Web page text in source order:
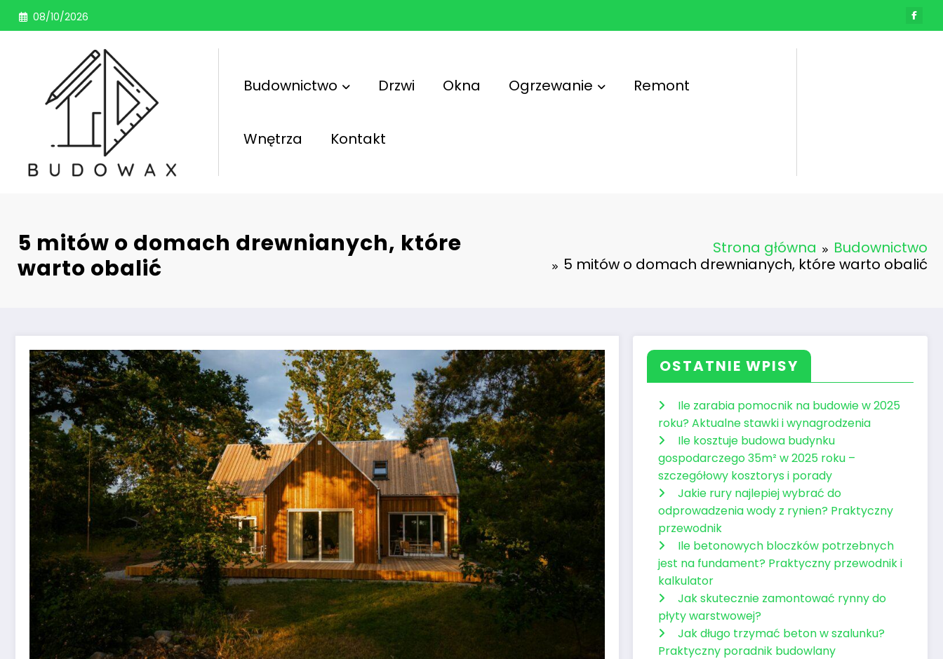
Przejdź
08/10/2026
Budownictwo Drzwi Okna Ogrzewanie Remont
Wnętrza Kontakt
5 mitów o domach drewnianych, które
warto obalić
Strona główna
Budownictwo
5 mitów o domach drewnianych, które warto obalić
OSTATNIE WPISY
Ile zarabia pomocnik na budowie w 2025
roku? Aktualne stawki i wynagrodzenia
Ile kosztuje budowa budynku
gospodarczego 35m² w 2025 roku –
szczegółowy kosztorys i porady
Jakie rury najlepiej wybrać do
odprowadzenia wody z rynien? Praktyczny
przewodnik
Ile betonowych bloczków potrzebnych
jest na fundament? Praktyczny przewodnik i
kalkulator
Jak skutecznie zamontować rynny do
płyty warstwowej?
Jak długo trzymać beton w szalunku?
Praktyczny poradnik budowlany